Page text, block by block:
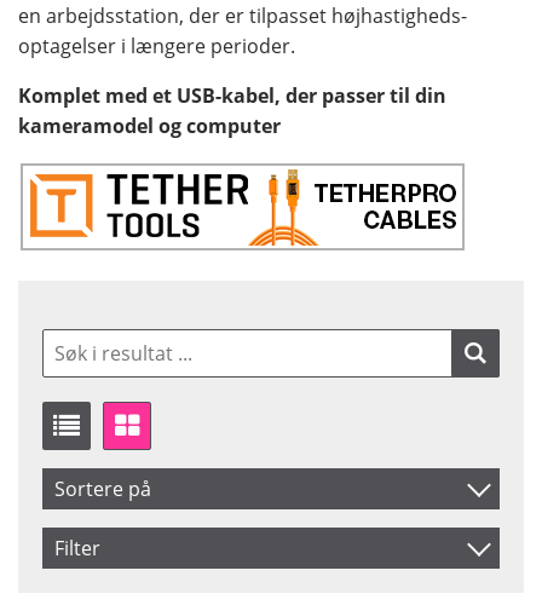
en arbejdsstation, der er tilpasset højhastigheds-
optagelser i længere perioder.
Komplet med et USB-kabel, der passer til din
kameramodel og computer
Sortere på
Artikelkod
Filter